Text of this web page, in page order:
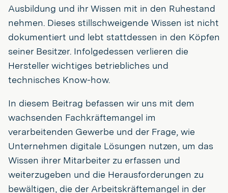
Ausbildung und ihr Wissen mit in den Ruhestand
nehmen. Dieses stillschweigende Wissen ist nicht
dokumentiert und lebt stattdessen in den Köpfen
seiner Besitzer. Infolgedessen verlieren die
Hersteller wichtiges betriebliches und
technisches Know-how.
In diesem Beitrag befassen wir uns mit dem
wachsenden Fachkräftemangel im
verarbeitenden Gewerbe und der Frage, wie
Unternehmen digitale Lösungen nutzen, um das
Wissen ihrer Mitarbeiter zu erfassen und
weiterzugeben und die Herausforderungen zu
bewältigen, die der Arbeitskräftemangel in der